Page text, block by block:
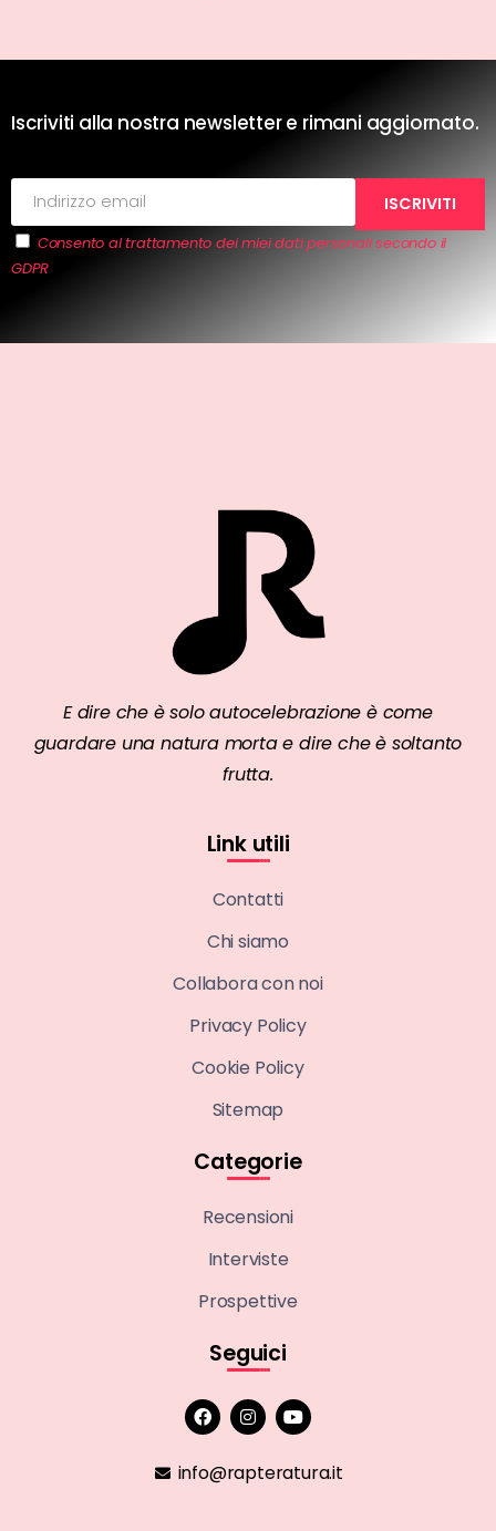
Iscriviti alla nostra newsletter e rimani aggiornato.
Consento al trattamento dei miei dati personali secondo il
GDPR
E dire che è solo autocelebrazione è come
guardare una natura morta e dire che è soltanto
frutta.
Link utili
Contatti
Chi siamo
Collabora con noi
Privacy Policy
Cookie Policy
Sitemap
Categorie
Recensioni
Interviste
Prospettive
Seguici
info@rapteratura.it